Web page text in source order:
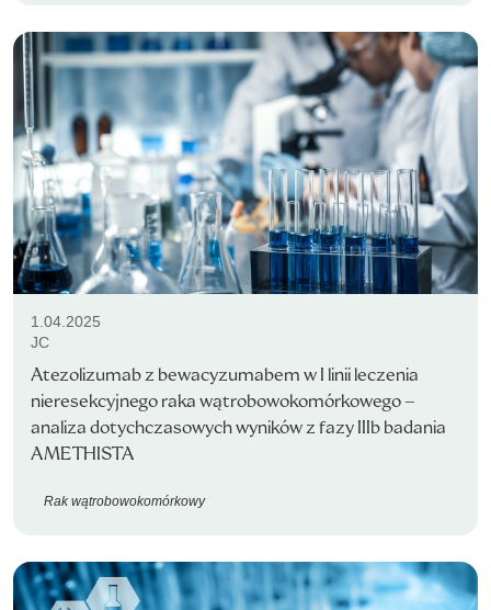
1.04.2025
JC
Atezolizumab z bewacyzumabem w I linii leczenia
nieresekcyjnego raka wątrobowokomórkowego –
analiza dotychczasowych wyników z fazy IIIb badania
AMETHISTA
Rak wątrobowokomórkowy